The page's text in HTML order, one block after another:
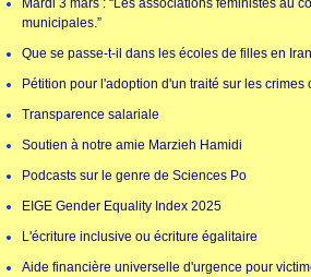
Mardi 3 mars : “Les associations féministes au
municipales.”
Que se passe-t-il dans les écoles de filles en
Pétition pour l'adoption d'un traité sur les crimes
Transparence salariale
Soutien à notre amie Marzieh Hamidi
Podcasts sur le genre de Sciences Po
EIGE Gender Equality Index 2025
L'écriture inclusive ou écriture égalitaire
Aide financière universelle d'urgence pour